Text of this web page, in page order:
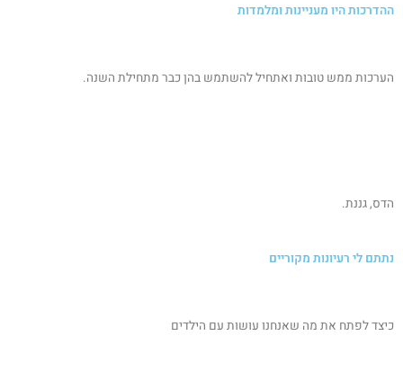
ההדרכות היו מעניינות ומלמדות
הערכות ממש טובות ואתחיל להשתמש בהן כבר מתחילת השנה.
הדס, גננת.
נתתם לי רעיונות מקוריים
כיצד לפתח את מה שאנחנו עושות עם הילדים